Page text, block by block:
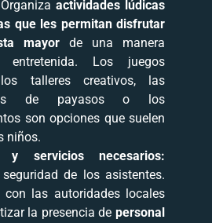
actividades lúdicas
que les permitan disfrutar
mayor de una manera
Los juegos
talleres creativos, las
de payasos o los
son opciones que suelen
niños.
y servicios necesarios:
de los asistentes.
con las autoridades locales
la presencia de personal